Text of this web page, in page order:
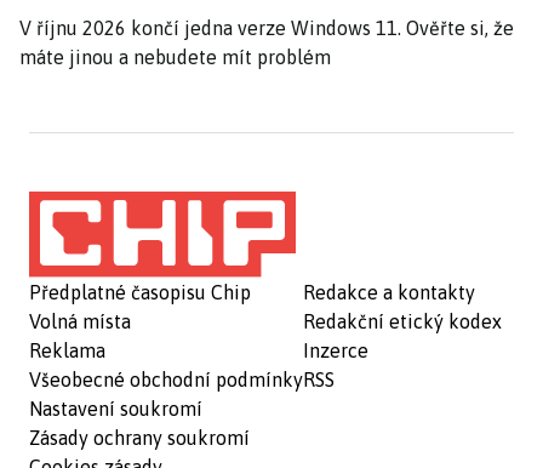
V říjnu 2026 končí jedna verze Windows 11. Ověřte si, že
máte jinou a nebudete mít problém
Předplatné časopisu Chip
Volná místa
Reklama
Všeobecné obchodní podmínky
Nastavení soukromí
Zásady ochrany soukromí
Redakce a kontakty
Redakční etický kodex
Inzerce
RSS